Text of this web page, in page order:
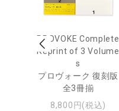
PROVOKE Complete
Reprint of 3 Volume
s
プロヴォーク 復刻版
全3冊揃
8,800円(税込)